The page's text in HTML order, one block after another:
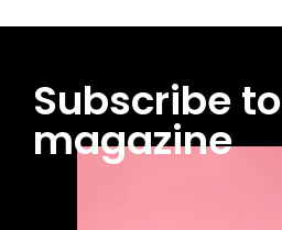
Subscribe
magazine